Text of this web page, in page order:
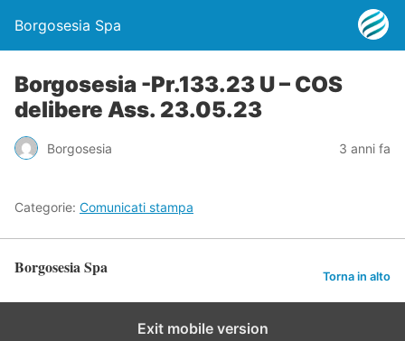
Borgosesia Spa
Borgosesia -Pr.133.23 U – COS
delibere Ass. 23.05.23
Borgosesia 3 anni fa
Categorie: Comunicati stampa
Borgosesia Spa Torna in alto
Exit mobile version